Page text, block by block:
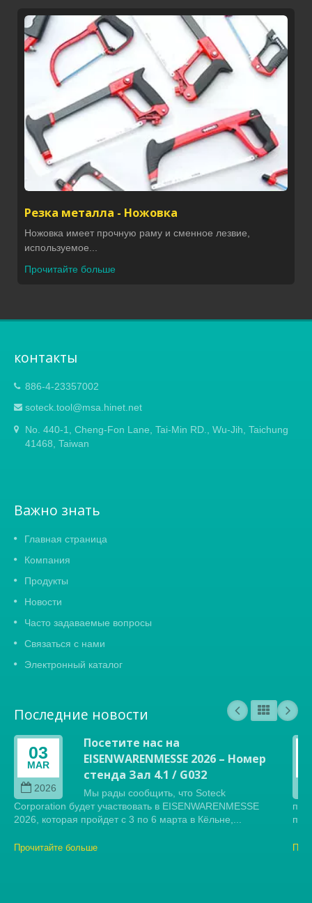
Резка металла - Ножовка
Ножовка имеет прочную раму и сменное лезвие,
используемое...
Прочитайте больше
контакты
886-4-23357002
soteck.tool@msa.hinet.net
No. 440-1, Cheng-Fon Lane, Tai-Min RD., Wu-Jih, Taichung
41468, Taiwan
Важно знать
Главная страница
Компания
Продукты
Новости
Часто задаваемые вопросы
Связаться с нами
Электронный каталог
Последние новости
03
MAR
2026
Посетите нас на
EISENWARENMESSE 2026 – Номер
стенда Зал 4.1 / G032
Мы рады сообщить, что Soteck
Corporation будет участвовать в EISENWARENMESSE
2026, которая пройдет с 3 по 6 марта в Кёльне,...
Прочитайте больше